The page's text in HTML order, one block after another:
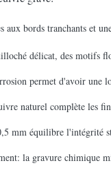
bords tranchants et
délicat, des motifs
permet d'avoir une
naturel complète les
mm équilibre l'intégrité
la gravure chimique